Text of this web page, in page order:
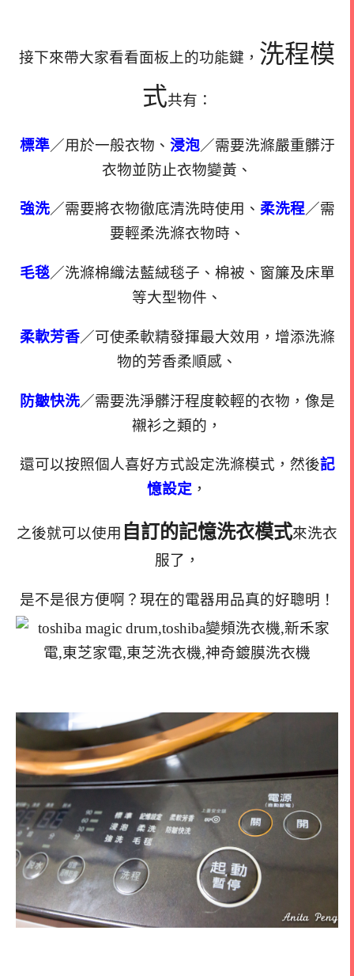
接下來帶大家看看面板上的功能鍵， 洗程模
式共有：
標準／用於一般衣物、 浸泡／需要洗滌嚴重髒汙
衣物並防止衣物變黃、
強洗／需要將衣物徹底清洗時使用、 柔洗程／需
要輕柔洗滌衣物時、
毛毯／洗滌棉織法藍絨毯子、棉被、窗簾及床單
等大型物件、
柔軟芳香／可使柔軟精發揮最大效用，增添洗滌
物的芳香柔順感、
防皺快洗／需要洗淨髒汙程度較輕的衣物，像是
襯衫之類的，
還可以按照個人喜好方式設定洗滌模式，然後記
憶設定 ，
之後就可以使用 自訂的記憶洗衣模式來洗衣
服了，
是不是很方便啊？現在的電器用品真的好聰明！